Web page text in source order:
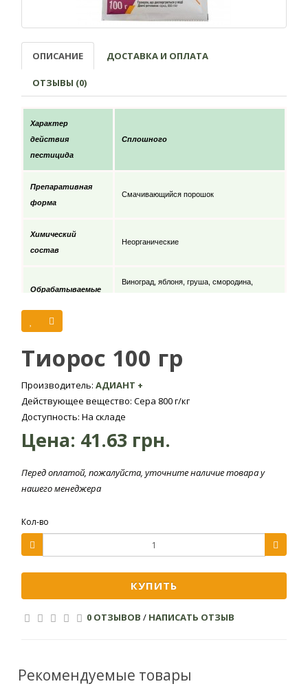
ОПИСАНИЕ ДОСТАВКА И ОПЛАТА
ОТЗЫВЫ (0)
Характер
действия
пестицида
Сплошного
Препаративная
форма
Смачивающийся порошок
Химический
состав
Неорганические
Обрабатываемые
Виноград, яблоня, груша, смородина,
температура
действия
5 град.
Максимальная
температура
действия
30 град.
растения
Упаковка
Вес 0.1 кг
Тиорос 100 гр
Производитель: АДИАНТ +
Действующее вещество: Сера 800 г/кг
Доступность: На складе
Цена: 41.63 грн.
Перед оплатой, пожалуйста, уточните наличие товара у
нашего менеджера
Кол-во
КУПИТЬ
0 ОТЗЫВОВ / НАПИСАТЬ ОТЗЫВ
Рекомендуемые товары